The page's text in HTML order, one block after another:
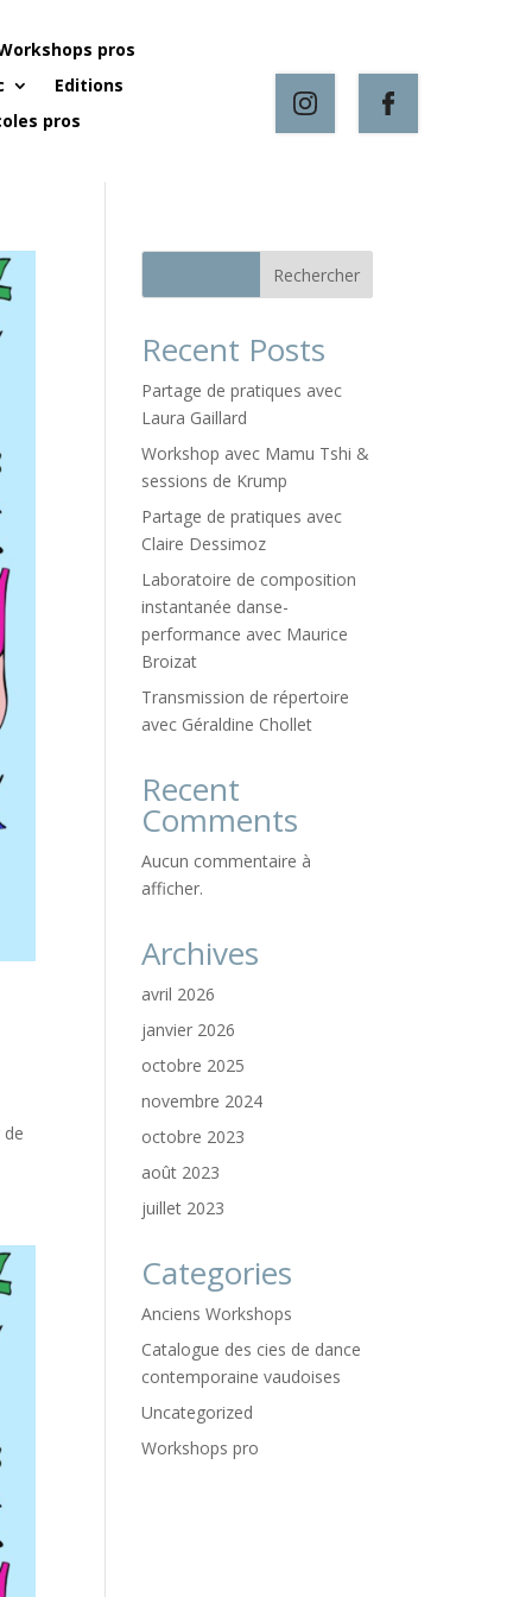
pros
Editions
pros
Rechercher
Recent Posts
Partage de pratiques avec
Laura Gaillard
Workshop avec Mamu Tshi &
sessions de Krump
Partage de pratiques avec
Claire Dessimoz
Laboratoire de composition
instantanée danse-
performance avec Maurice
Broizat
Transmission de répertoire
avec Géraldine Chollet
Recent
Comments
Aucun commentaire à
afficher.
Archives
avril 2026
janvier 2026
octobre 2025
novembre 2024
octobre 2023
août 2023
juillet 2023
Categories
Anciens Workshops
Catalogue des cies de dance
contemporaine vaudoises
Uncategorized
Workshops pro